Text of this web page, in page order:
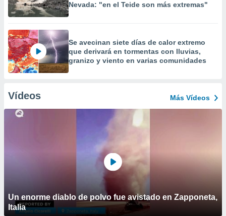
Nevada: "en el Teide son más extremas"
Se avecinan siete días de calor extremo
que derivará en tormentas con lluvias,
granizo y viento en varias comunidades
Vídeos Más Vídeos
Un enorme diablo de polvo fue avistado en Zapponeta,
Italia